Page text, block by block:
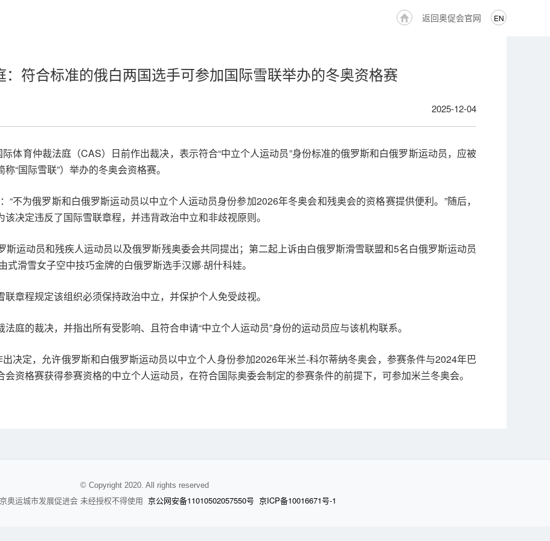
EN
返回奥促会官网
：符合标准的俄白两国选手可参加国际雪联举办的冬奥资格赛
2025-12-04
体育仲裁法庭（CAS）日前作出裁决，表示符合“中立个人运动员”身份标准的俄罗斯和白俄罗斯运动员，应被
“国际雪联”）举办的冬奥会资格赛。
“不为俄罗斯和白俄罗斯运动员以中立个人运动员身份参加2026年冬奥会和残奥会的资格赛提供便利。”随后，
决定违反了国际雪联章程，并违背政治中立和非歧视原则。
斯运动员和残疾人运动员以及俄罗斯残奥委会共同提出；第二起上诉由白俄罗斯滑雪联盟和5名白俄罗斯运动员
滑雪女子空中技巧金牌的白俄罗斯选手汉娜·胡什科娃。
章程规定该组织必须保持政治中立，并保护个人免受歧视。
庭的裁决，并指出所有受影响、且符合申请“中立个人运动员”身份的运动员应与该机构联系。
决定，允许俄罗斯和白俄罗斯运动员以中立个人身份参加2026年米兰-科尔蒂纳冬奥会，参赛条件与2024年巴
资格赛获得参赛资格的中立个人运动员，在符合国际奥委会制定的参赛条件的前提下，可参加米兰冬奥会。
© Copyright 2020. All rights reserved
奥运城市发展促进会 未经授权不得使用 京公网安备11010502057550号 京ICP备10016671号-1